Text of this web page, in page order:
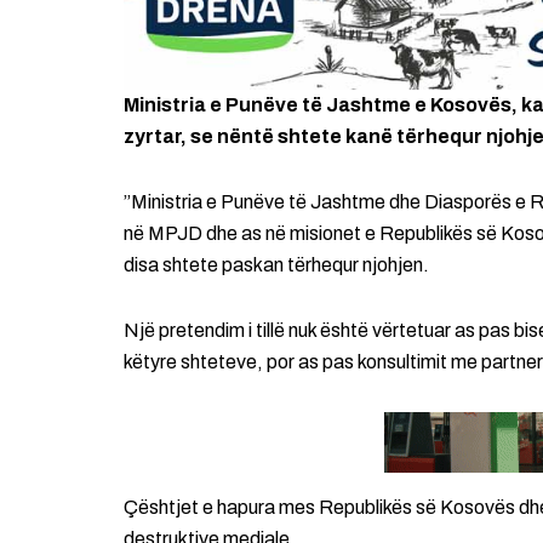
Ministria e Punëve të Jashtme e Kosovës,
zyrtar, se nëntë shtete kanë tërhequr
”Ministria e Punëve të Jashtme dhe Diasporës e
në MPJD dhe as në misionet e Republikës së
disa shtete paskan tërhequr njohjen.
Një pretendim i tillë nuk është vërtetuar as pas
këtyre shteteve, por as pas konsultimit me
Çështjet e hapura mes Republikës së Kosovës